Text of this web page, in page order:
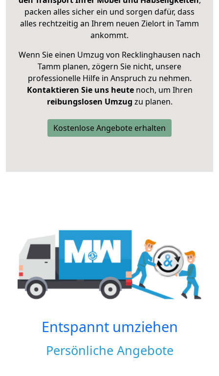
packen alles sicher ein und sorgen dafür, dass
alles rechtzeitig an Ihrem neuen Zielort in Tamm
ankommt.
Wenn Sie einen Umzug von Recklinghausen nach
Tamm planen, zögern Sie nicht, unsere
professionelle Hilfe in Anspruch zu nehmen.
Kontaktieren Sie uns heutenoch, um Ihren
reibungslosen Umzug zu planen.
Kostenlose Angebote erhalten
Entspannt umziehen
Persönliche Angebote